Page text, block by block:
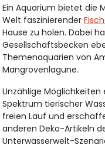
Ein Aquarium bietet die
Welt faszinierender
Hause zu holen. Dabei
Gesellschaftsbecken
Themenaquarien von
Mangrovenlagune.
Unzählige
Spektrum tierischer
freien Lauf und
anderen Deko-Artikeln
Unterwasserwelt-